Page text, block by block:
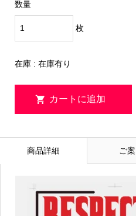
数量
枚
在庫 : 在庫有り
商品詳細 ご